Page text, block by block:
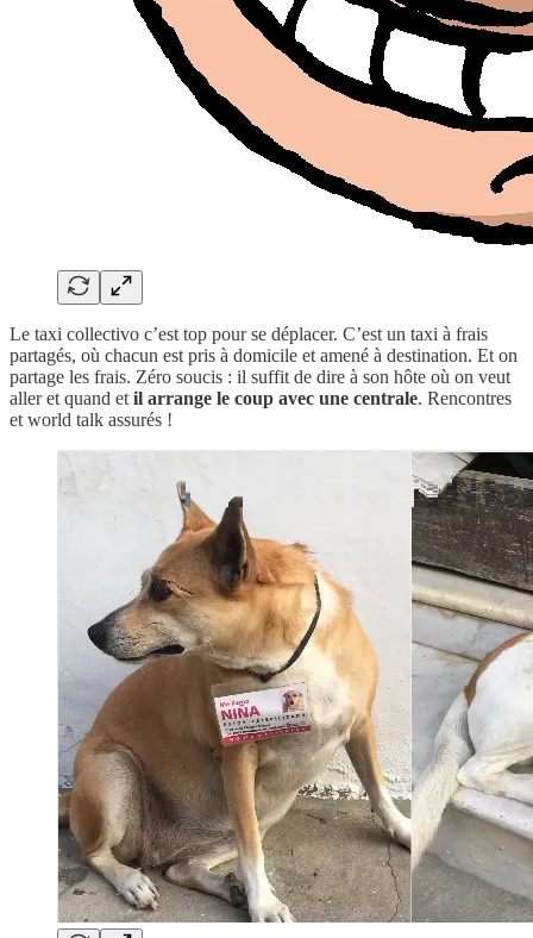
Le taxi collectivo c’est top pour se déplacer. C’est un taxi à frais
partagés, où chacun est pris à domicile et amené à destination. Et on
partage les frais. Zéro soucis : il suffit de dire à son hôte où on veut
aller et quand et il arrange le coup avec une centrale. Rencontres
et world talk assurés !